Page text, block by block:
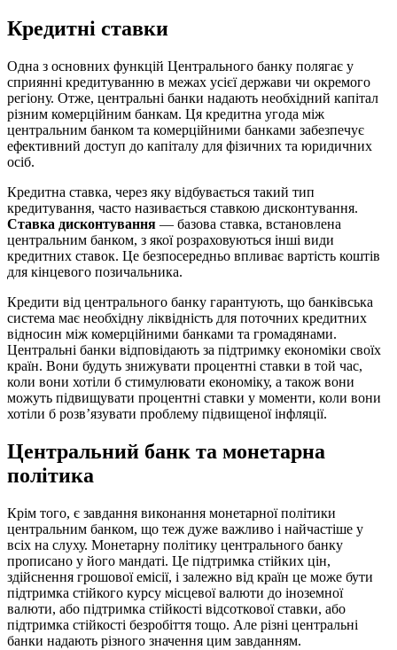
Кредитні ставки
Одна з основних функцій Центрального банку полягає у
сприянні кредитуванню в межах усієї держави чи окремого
регіону. Отже, центральні банки надають необхідний капітал
різним комерційним банкам. Ця кредитна угода між
центральним банком та комерційними банками забезпечує
ефективний доступ до капіталу для фізичних та юридичних
осіб.
Кредитна ставка, через яку відбувається такий тип
кредитування, часто називається ставкою дисконтування.
Ставка дисконтування — базова ставка, встановлена
центральним банком, з якої розраховуються інші види
кредитних ставок. Це безпосередньо впливає вартість коштів
для кінцевого позичальника.
Кредити від центрального банку гарантують, що банківська
система має необхідну ліквідність для поточних кредитних
відносин між комерційними банками та громадянами.
Центральні банки відповідають за підтримку економіки своїх
країн. Вони будуть знижувати процентні ставки в той час,
коли вони хотіли б стимулювати економіку, а також вони
можуть підвищувати процентні ставки у моменти, коли вони
хотіли б розв’язувати проблему підвищеної інфляції.
Центральний банк та монетарна
політика
Крім того, є завдання виконання монетарної політики
центральним банком, що теж дуже важливо і найчастіше у
всіх на слуху. Монетарну політику центрального банку
прописано у його мандаті. Це підтримка стійких цін,
здійснення грошової емісії, і залежно від країн це може бути
підтримка стійкого курсу місцевої валюти до іноземної
валюти, або підтримка стійкості відсоткової ставки, або
підтримка стійкості безробіття тощо. Але різні центральні
банки надають різного значення цим завданням.